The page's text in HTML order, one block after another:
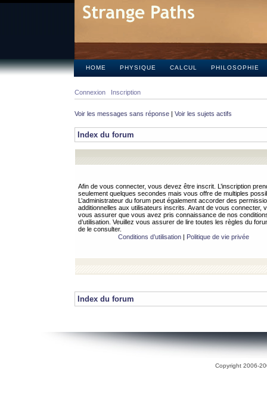
HOME PHYSIQUE CALCUL PHILOSOPHIE
Connexion Inscription
Voir les messages sans réponse | Voir les sujets actifs
Index du forum
Afin de vous connecter, vous devez être inscrit. L’inscription
seulement quelques secondes mais vous offre de multiples
L’administrateur du forum peut également accorder des
additionnelles aux utilisateurs inscrits. Avant de vous connecter,
vous assurer que vous avez pris connaissance de nos
d’utilisation. Veuillez vous assurer de lire toutes les règles du
de le consulter.
Conditions d’utilisation| Politique de vie privée
Index du forum
Copyright 2006-